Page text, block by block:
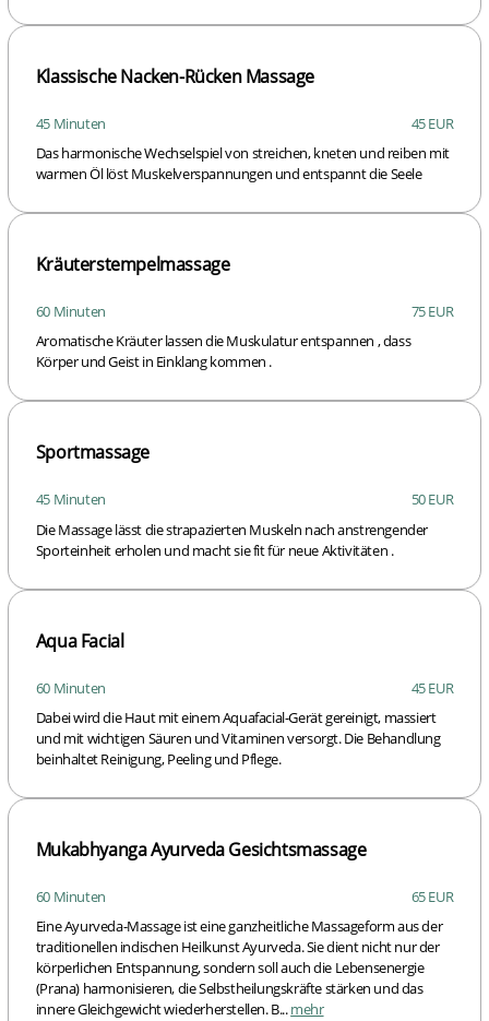
Klassische Nacken-Rücken Massage
45 Minuten
45 EUR
Das harmonische Wechselspiel von streichen, kneten und reiben mit
warmen Öl löst Muskelverspannungen und entspannt die Seele
Kräuterstempelmassage
60 Minuten
75 EUR
Aromatische Kräuter lassen die Muskulatur entspannen , dass
Körper und Geist in Einklang kommen .
Sportmassage
45 Minuten
50 EUR
Die Massage lässt die strapazierten Muskeln nach anstrengender
Sporteinheit erholen und macht sie fit für neue Aktivitäten .
Aqua Facial
60 Minuten
45 EUR
Dabei wird die Haut mit einem Aquafacial-Gerät gereinigt, massiert
und mit wichtigen Säuren und Vitaminen versorgt. Die Behandlung
beinhaltet Reinigung, Peeling und Pflege.
Mukabhyanga Ayurveda Gesichtsmassage
60 Minuten
65 EUR
Eine Ayurveda-Massage ist eine ganzheitliche Massageform aus der
traditionellen indischen Heilkunst Ayurveda. Sie dient nicht nur der
körperlichen Entspannung, sondern soll auch die Lebensenergie
(Prana) harmonisieren, die Selbstheilungskräfte stärken und das
innere Gleichgewicht wiederherstellen. B...mehr